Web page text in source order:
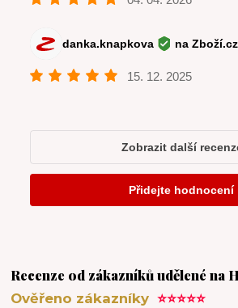
Recenze od zákazníků udělené na
Ověřeno zákazníky⭐⭐⭐⭐⭐